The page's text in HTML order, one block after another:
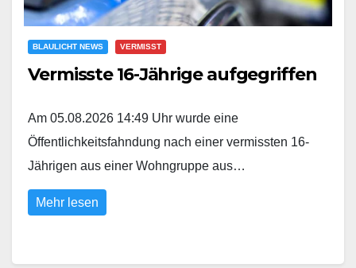
BLAULICHT NEWS VERMISST
Vermisste 16-Jährige aufgegriffen
Am 05.08.2026 14:49 Uhr wurde eine
Öffentlichkeitsfahndung nach einer vermissten 16-
Jährigen aus einer Wohngruppe aus…
Mehr lesen